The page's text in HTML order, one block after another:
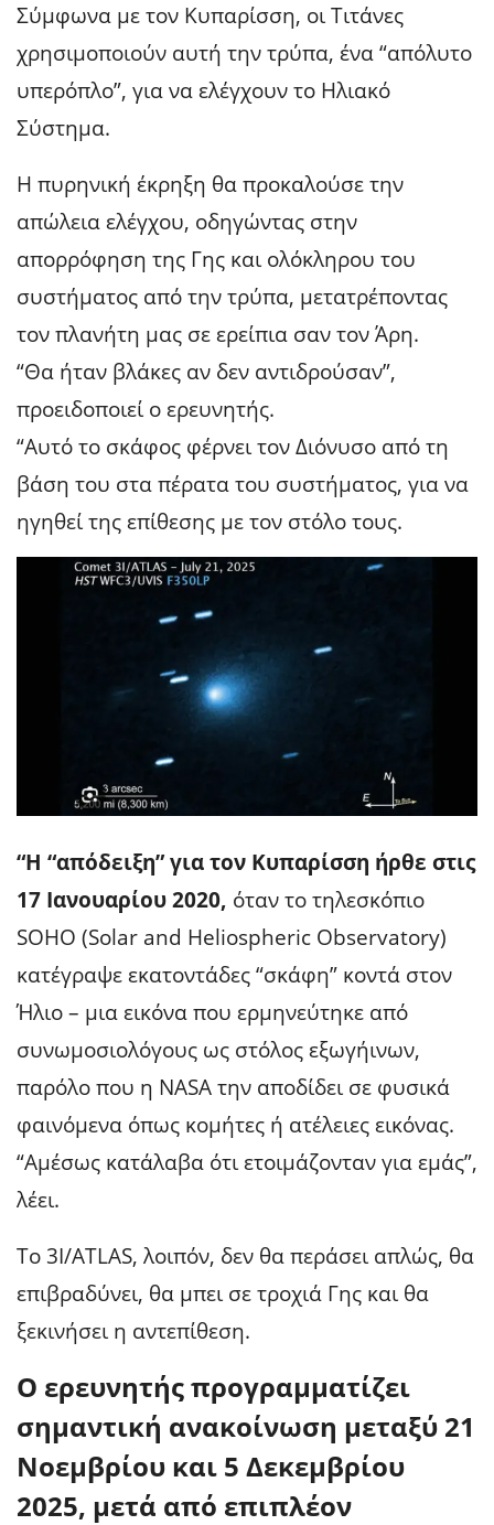
Σύμφωνα με τον Κυπαρίσση, οι Τιτάνες
χρησιμοποιούν αυτή την τρύπα, ένα “απόλυτο
υπερόπλο”, για να ελέγχουν το Ηλιακό
Σύστημα.
Η πυρηνική έκρηξη θα προκαλούσε την
απώλεια ελέγχου, οδηγώντας στην
απορρόφηση της Γης και ολόκληρου του
συστήματος από την τρύπα, μετατρέποντας
τον πλανήτη μας σε ερείπια σαν τον Άρη.
“Θα ήταν βλάκες αν δεν αντιδρούσαν”,
προειδοποιεί ο ερευνητής.
“Αυτό το σκάφος φέρνει τον Διόνυσο από τη
βάση του στα πέρατα του συστήματος, για να
ηγηθεί της επίθεσης με τον στόλο τους.
“Η “απόδειξη” για τον Κυπαρίσση ήρθε στις
17 Ιανουαρίου 2020, όταν το τηλεσκόπιο
SOHO (Solar and Heliospheric Observatory)
κατέγραψε εκατοντάδες “σκάφη” κοντά στον
Ήλιο – μια εικόνα που ερμηνεύτηκε από
συνωμοσιολόγους ως στόλος εξωγήινων,
παρόλο που η NASA την αποδίδει σε φυσικά
φαινόμενα όπως κομήτες ή ατέλειες εικόνας.
“Αμέσως κατάλαβα ότι ετοιμάζονταν για εμάς”,
λέει.
Το 3I/ATLAS, λοιπόν, δεν θα περάσει απλώς, θα
επιβραδύνει, θα μπει σε τροχιά Γης και θα
ξεκινήσει η αντεπίθεση.
Ο ερευνητής προγραμματίζει
σημαντική ανακοίνωση μεταξύ 21
Νοεμβρίου και 5 Δεκεμβρίου
2025, μετά από επιπλέον